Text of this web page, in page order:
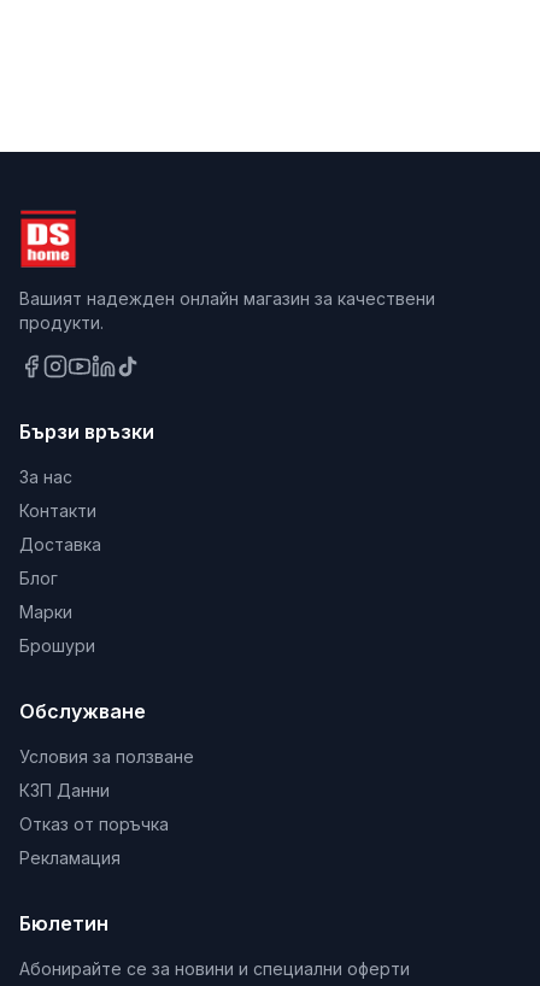
Вашият надежден онлайн магазин за качествени
продукти.
Бързи връзки
За нас
Контакти
Доставка
Блог
Марки
Брошури
Обслужване
Условия за ползване
КЗП Данни
Отказ от поръчка
Рекламация
Бюлетин
Абонирайте се за новини и специални оферти